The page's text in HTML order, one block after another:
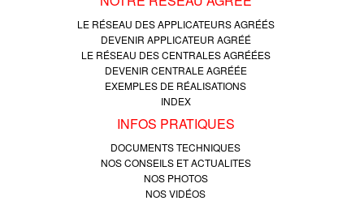
LE RÉSEAU DES APPLICATEURS AGRÉÉS
DEVENIR APPLICATEUR AGRÉÉ
LE RÉSEAU DES CENTRALES AGRÉÉES
DEVENIR CENTRALE AGRÉÉE
EXEMPLES DE RÉALISATIONS
INDEX
INFOS PRATIQUES
DOCUMENTS TECHNIQUES
NOS CONSEILS ET ACTUALITES
NOS PHOTOS
NOS VIDÉOS